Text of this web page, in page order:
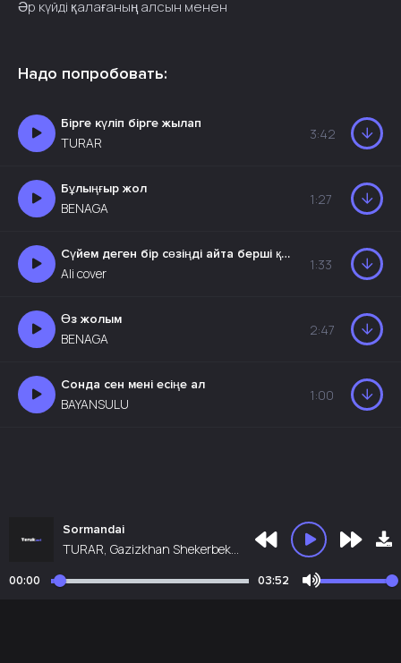
Әр күйді қалағаның алсын менен
Надо попробовать:
Бірге күліп бірге жылап
TURAR
3:42
Бұлыңғыр жол
BENAGA
1:27
Сүйем деген бір сөзіңді айта берші қайталап
Ali cover
1:33
Өз жолым
BENAGA
2:47
Сонда сен мені есіңе ал
BAYANSULU
1:00
Sormandai
TURAR, Gazizkhan Shekerbekov
00:00 03:52